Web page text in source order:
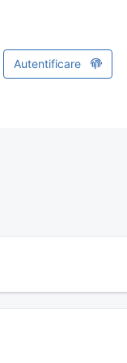
Autentificare